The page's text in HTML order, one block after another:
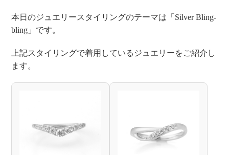
タ
イ
リ
本日のジュエリースタイリングのテーマは「Silver Bling-
bling」です。
上記スタイリングで着用しているジュエリーをご紹介し
ます。